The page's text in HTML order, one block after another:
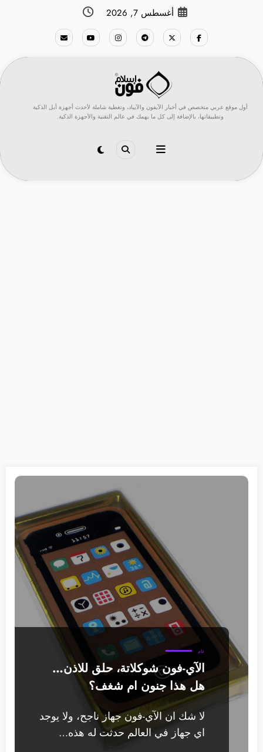
أغسطس 7, 2026
أول موقع عربي متخصص في أخبار الآيفون والآيباد، وتغطية شاملة لأحدث أجهزة أبل الذكية
وتطبيقاتها، بالإضافة إلى كل ما يهمك في عالم التقنية والأجهزة الذكية.
عام
الآي-فون شوكلاتة، حلق للاذن…
هل هذا جنون ام شغف؟
لا شك ان الآي-فون جهاز ناجح، ولا يوجد
اي جهاز في العالم حدثت له هذه…